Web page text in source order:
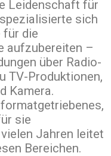
Leidenschaft für
sich
für die
aufzubereiten –
über Radio-
TV-Produktionen,
Kamera.
sie
Jahren leitet
Bereichen.